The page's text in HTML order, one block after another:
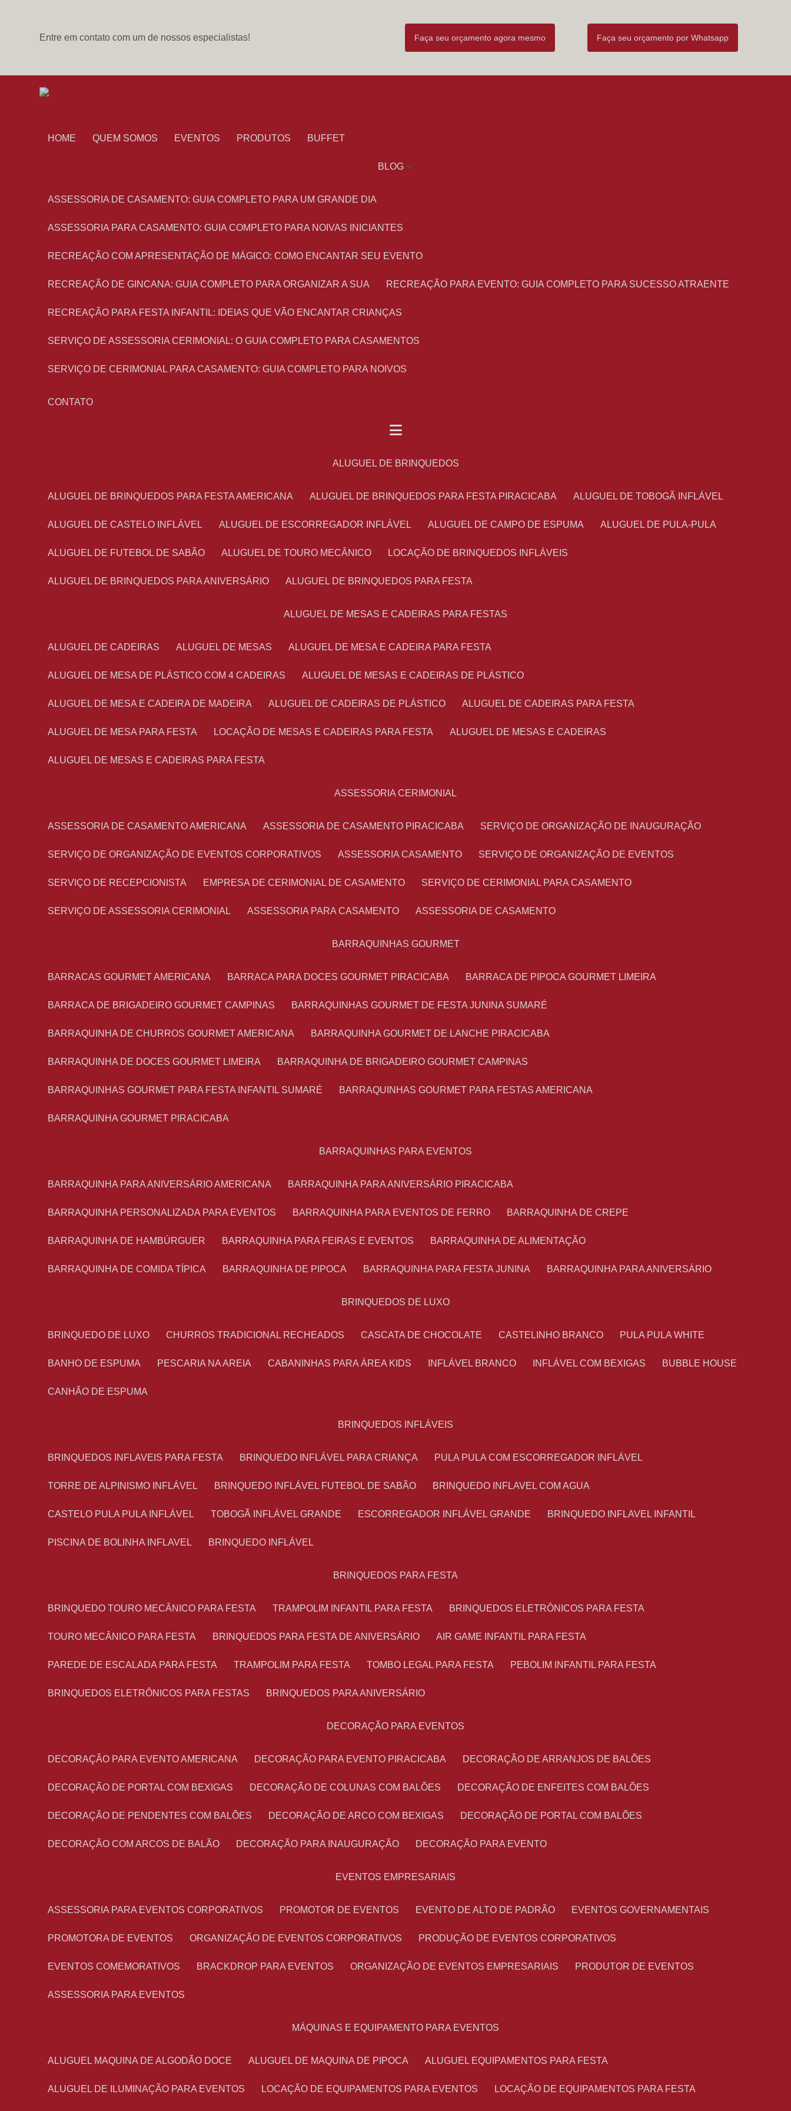
Entre em contato com um de nossos especialistas! Faça seu orçamento agora mesmo Faça seu orçamento por Whatsapp
HOME QUEM SOMOS EVENTOS PRODUTOS BUFFET
BLOG
ASSESSORIA DE CASAMENTO: GUIA COMPLETO PARA UM GRANDE DIA
ASSESSORIA PARA CASAMENTO: GUIA COMPLETO PARA NOIVAS INICIANTES
RECREAÇÃO COM APRESENTAÇÃO DE MÁGICO: COMO ENCANTAR SEU EVENTO
RECREAÇÃO DE GINCANA: GUIA COMPLETO PARA ORGANIZAR A SUA RECREAÇÃO PARA EVENTO: GUIA COMPLETO PARA SUCESSO ATRAENTE
RECREAÇÃO PARA FESTA INFANTIL: IDEIAS QUE VÃO ENCANTAR CRIANÇAS
SERVIÇO DE ASSESSORIA CERIMONIAL: O GUIA COMPLETO PARA CASAMENTOS
SERVIÇO DE CERIMONIAL PARA CASAMENTO: GUIA COMPLETO PARA NOIVOS
CONTATO
ALUGUEL DE BRINQUEDOS
ALUGUEL DE BRINQUEDOS PARA FESTA AMERICANA ALUGUEL DE BRINQUEDOS PARA FESTA PIRACICABA ALUGUEL DE TOBOGÃ INFLÁVEL
ALUGUEL DE CASTELO INFLÁVEL ALUGUEL DE ESCORREGADOR INFLÁVEL ALUGUEL DE CAMPO DE ESPUMA ALUGUEL DE PULA-PULA
ALUGUEL DE FUTEBOL DE SABÃO ALUGUEL DE TOURO MECÂNICO LOCAÇÃO DE BRINQUEDOS INFLÁVEIS
ALUGUEL DE BRINQUEDOS PARA ANIVERSÁRIO ALUGUEL DE BRINQUEDOS PARA FESTA
ALUGUEL DE MESAS E CADEIRAS PARA FESTAS
ALUGUEL DE CADEIRAS ALUGUEL DE MESAS ALUGUEL DE MESA E CADEIRA PARA FESTA
ALUGUEL DE MESA DE PLÁSTICO COM 4 CADEIRAS ALUGUEL DE MESAS E CADEIRAS DE PLÁSTICO
ALUGUEL DE MESA E CADEIRA DE MADEIRA ALUGUEL DE CADEIRAS DE PLÁSTICO ALUGUEL DE CADEIRAS PARA FESTA
ALUGUEL DE MESA PARA FESTA LOCAÇÃO DE MESAS E CADEIRAS PARA FESTA ALUGUEL DE MESAS E CADEIRAS
ALUGUEL DE MESAS E CADEIRAS PARA FESTA
ASSESSORIA CERIMONIAL
ASSESSORIA DE CASAMENTO AMERICANA ASSESSORIA DE CASAMENTO PIRACICABA SERVIÇO DE ORGANIZAÇÃO DE INAUGURAÇÃO
SERVIÇO DE ORGANIZAÇÃO DE EVENTOS CORPORATIVOS ASSESSORIA CASAMENTO SERVIÇO DE ORGANIZAÇÃO DE EVENTOS
SERVIÇO DE RECEPCIONISTA EMPRESA DE CERIMONIAL DE CASAMENTO SERVIÇO DE CERIMONIAL PARA CASAMENTO
SERVIÇO DE ASSESSORIA CERIMONIAL ASSESSORIA PARA CASAMENTO ASSESSORIA DE CASAMENTO
BARRAQUINHAS GOURMET
BARRACAS GOURMET AMERICANA BARRACA PARA DOCES GOURMET PIRACICABA BARRACA DE PIPOCA GOURMET LIMEIRA
BARRACA DE BRIGADEIRO GOURMET CAMPINAS BARRAQUINHAS GOURMET DE FESTA JUNINA SUMARÉ
BARRAQUINHA DE CHURROS GOURMET AMERICANA BARRAQUINHA GOURMET DE LANCHE PIRACICABA
BARRAQUINHA DE DOCES GOURMET LIMEIRA BARRAQUINHA DE BRIGADEIRO GOURMET CAMPINAS
BARRAQUINHAS GOURMET PARA FESTA INFANTIL SUMARÉ BARRAQUINHAS GOURMET PARA FESTAS AMERICANA
BARRAQUINHA GOURMET PIRACICABA
BARRAQUINHAS PARA EVENTOS
BARRAQUINHA PARA ANIVERSÁRIO AMERICANA BARRAQUINHA PARA ANIVERSÁRIO PIRACICABA
BARRAQUINHA PERSONALIZADA PARA EVENTOS BARRAQUINHA PARA EVENTOS DE FERRO BARRAQUINHA DE CREPE
BARRAQUINHA DE HAMBÚRGUER BARRAQUINHA PARA FEIRAS E EVENTOS BARRAQUINHA DE ALIMENTAÇÃO
BARRAQUINHA DE COMIDA TÍPICA BARRAQUINHA DE PIPOCA BARRAQUINHA PARA FESTA JUNINA BARRAQUINHA PARA ANIVERSÁRIO
BRINQUEDOS DE LUXO
BRINQUEDO DE LUXO CHURROS TRADICIONAL RECHEADOS CASCATA DE CHOCOLATE CASTELINHO BRANCO PULA PULA WHITE
BANHO DE ESPUMA PESCARIA NA AREIA CABANINHAS PARA ÁREA KIDS INFLÁVEL BRANCO INFLÁVEL COM BEXIGAS BUBBLE HOUSE
CANHÃO DE ESPUMA
BRINQUEDOS INFLÁVEIS
BRINQUEDOS INFLAVEIS PARA FESTA BRINQUEDO INFLÁVEL PARA CRIANÇA PULA PULA COM ESCORREGADOR INFLÁVEL
TORRE DE ALPINISMO INFLÁVEL BRINQUEDO INFLÁVEL FUTEBOL DE SABÃO BRINQUEDO INFLAVEL COM AGUA
CASTELO PULA PULA INFLÁVEL TOBOGÃ INFLÁVEL GRANDE ESCORREGADOR INFLÁVEL GRANDE BRINQUEDO INFLAVEL INFANTIL
PISCINA DE BOLINHA INFLAVEL BRINQUEDO INFLÁVEL
BRINQUEDOS PARA FESTA
BRINQUEDO TOURO MECÂNICO PARA FESTA TRAMPOLIM INFANTIL PARA FESTA BRINQUEDOS ELETRÔNICOS PARA FESTA
TOURO MECÂNICO PARA FESTA BRINQUEDOS PARA FESTA DE ANIVERSÁRIO AIR GAME INFANTIL PARA FESTA
PAREDE DE ESCALADA PARA FESTA TRAMPOLIM PARA FESTA TOMBO LEGAL PARA FESTA PEBOLIM INFANTIL PARA FESTA
BRINQUEDOS ELETRÔNICOS PARA FESTAS BRINQUEDOS PARA ANIVERSÁRIO
DECORAÇÃO PARA EVENTOS
DECORAÇÃO PARA EVENTO AMERICANA DECORAÇÃO PARA EVENTO PIRACICABA DECORAÇÃO DE ARRANJOS DE BALÕES
DECORAÇÃO DE PORTAL COM BEXIGAS DECORAÇÃO DE COLUNAS COM BALÕES DECORAÇÃO DE ENFEITES COM BALÕES
DECORAÇÃO DE PENDENTES COM BALÕES DECORAÇÃO DE ARCO COM BEXIGAS DECORAÇÃO DE PORTAL COM BALÕES
DECORAÇÃO COM ARCOS DE BALÃO DECORAÇÃO PARA INAUGURAÇÃO DECORAÇÃO PARA EVENTO
EVENTOS EMPRESARIAIS
ASSESSORIA PARA EVENTOS CORPORATIVOS PROMOTOR DE EVENTOS EVENTO DE ALTO DE PADRÃO EVENTOS GOVERNAMENTAIS
PROMOTORA DE EVENTOS ORGANIZAÇÃO DE EVENTOS CORPORATIVOS PRODUÇÃO DE EVENTOS CORPORATIVOS
EVENTOS COMEMORATIVOS BRACKDROP PARA EVENTOS ORGANIZAÇÃO DE EVENTOS EMPRESARIAIS PRODUTOR DE EVENTOS
ASSESSORIA PARA EVENTOS
MÁQUINAS E EQUIPAMENTO PARA EVENTOS
ALUGUEL MAQUINA DE ALGODÃO DOCE ALUGUEL DE MAQUINA DE PIPOCA ALUGUEL EQUIPAMENTOS PARA FESTA
ALUGUEL DE ILUMINAÇÃO PARA EVENTOS LOCAÇÃO DE EQUIPAMENTOS PARA EVENTOS LOCAÇÃO DE EQUIPAMENTOS PARA FESTA